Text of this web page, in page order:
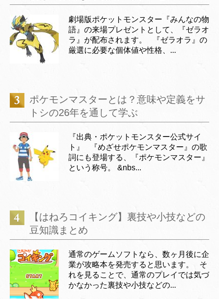
劇場版ポケットモンスター『みんなの物
語』の来場プレゼントとして、『ゼラオ
ラ』が配布されます。 『ゼラオラ』の
厳選に必要な個体値や性格、...
ポケモンマスターとは？意味や定義をサ
トシの26年を通して学ぶ
『出典・ポケットモンスター公式サイ
ト』 『めざせポケモンマスター』の歌
詞にも登場する、『ポケモンマスター』
という称号。 &nbs...
【はねろコイキング】裏技や小技などの
豆知識まとめ
通常のゲームソフトなら、数ヶ月後に企
業が攻略本を発売すると思います。 そ
れを見ることで、通常のプレイでは気づ
かなかった裏技や小技などの...